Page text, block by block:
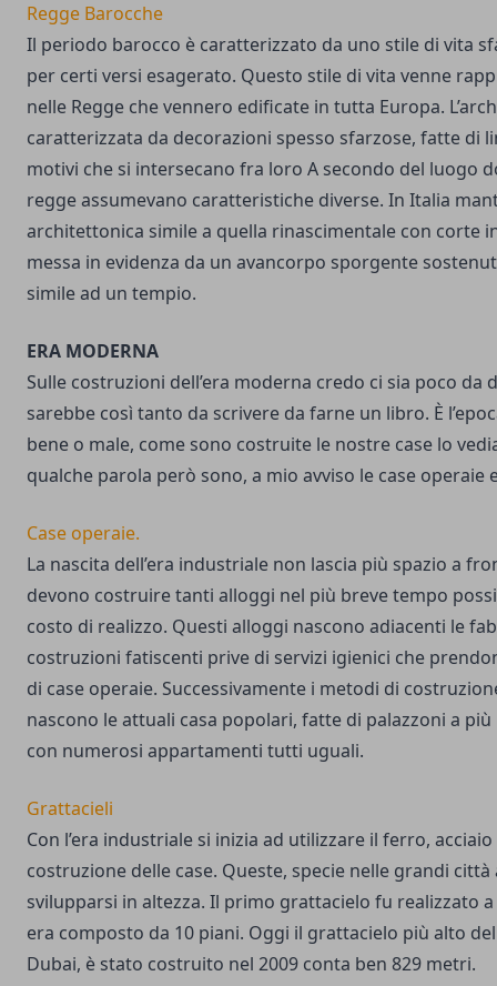
Regge Barocche
Il periodo barocco è caratterizzato da uno stile di vita
per certi versi esagerato. Questo stile di vita venne
nelle Regge che vennero edificate in tutta Europa.
caratterizzata da decorazioni spesso sfarzose, fatte di
motivi che si intersecano fra loro A secondo del luogo
regge assumevano caratteristiche diverse. In Italia
architettonica simile a quella rinascimentale con corte
messa in evidenza da un avancorpo sporgente
simile ad un tempio.
ERA MODERNA
Sulle costruzioni dell’era moderna credo ci sia poco da
sarebbe così tanto da scrivere da farne un libro. È
bene o male, come sono costruite le nostre case lo
qualche parola però sono, a mio avviso le case operaie
Case operaie.
La nascita dell’era industriale non lascia più spazio a
devono costruire tanti alloggi nel più breve tempo
costo di realizzo. Questi alloggi nascono adiacenti le
costruzioni fatiscenti prive di servizi igienici che
di case operaie. Successivamente i metodi di
nascono le attuali casa popolari, fatte di palazzoni a
con numerosi appartamenti tutti uguali.
Grattacieli
Con l’era industriale si inizia ad utilizzare il ferro,
costruzione delle case. Queste, specie nelle grandi
svilupparsi in altezza. Il primo grattacielo fu realizzato a
era composto da 10 piani. Oggi il grattacielo più alto
Dubai, è stato costruito nel 2009 conta ben 829 metri.